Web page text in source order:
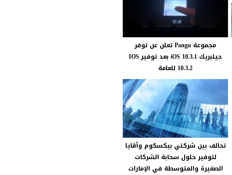
مجموعة Pangu تعلن عن توفر
جيلبريك iOS 10.3.1 بعد توفير IOS
10.3.2 للعامة
تحالف بين شركتي بيكسكوم وأڤايا
لتوفير حلول سحابة الشركات
الصغيرة والمتوسطة في الإمارات